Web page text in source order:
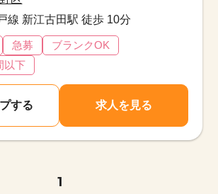
線 新江古田駅 徒歩 10分
急募
ブランクOK
以下
する 求人を見る
1